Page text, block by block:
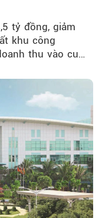
tỷ đồng, giảm
khu công
thu vào cuối